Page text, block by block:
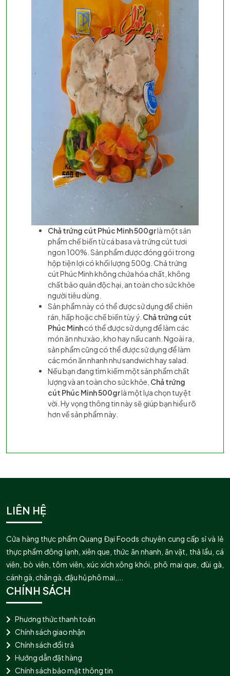
Chả trứng cút Phúc Minh 500grlà một sản
phẩm chế biến từ cá basa và trứng cút tươi
ngon 100%. Sản phẩm được đóng gói trong
hộp tiện lợi có khối lượng 500g. Chả trứng
cút Phúc Minh không chứa hóa chất, không
chất bảo quản độc hại, an toàn cho sức khỏe
người tiêu dùng.
Sản phẩm này có thể được sử dụng để chiên
rán, hấp hoặc chế biến tùy ý. Chả trứng cút
Phúc Minhcó thể được sử dụng để làm các
món ăn như xào, kho hay nấu canh. Ngoài ra,
sản phẩm cũng có thể được sử dụng để làm
các món ăn nhanh như sandwich hay salad.
Nếu bạn đang tìm kiếm một sản phẩm chất
lượng và an toàn cho sức khỏe, Chả trứng
cút Phúc Minh 500grlà một lựa chọn tuyệt
vời. Hy vọng thông tin này sẽ giúp bạn hiểu rõ
hơn về sản phẩm này.
LIÊN HỆ
Cửa hàng thực phẩm Quang Đại Foods chuyên cung cấp sỉ và lẻ
thực phẩm đông lạnh, xiên que, thức ăn nhanh, ăn vặt, thả lẩu, cá
viên, bò viên, tôm viên, xúc xích xông khói, phô mai que, đùi gà,
cánh gà, chân gà, đậu hủ phô mai,...
CHÍNH SÁCH
Phương thức thanh toán
Chính sách giao nhận
Chính sách đổi trả
Hướng dẫn đặt hàng
Chính sách bảo mật thông tin